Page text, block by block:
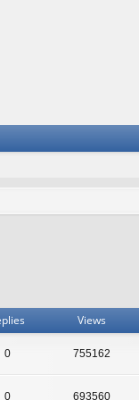
Views
0 755162
0 693560